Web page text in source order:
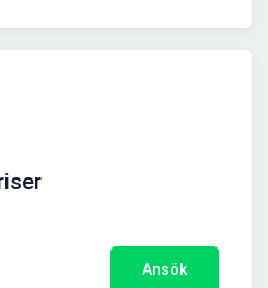
Ansök